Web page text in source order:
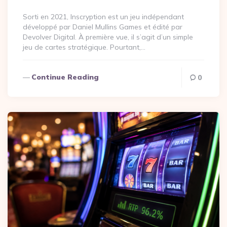
Sorti en 2021, Inscryption est un jeu indépendant
développé par Daniel Mullins Games et édité par
Devolver Digital. À première vue, il s’agit d’un simple
jeu de cartes stratégique. Pourtant,…
Continue Reading 0